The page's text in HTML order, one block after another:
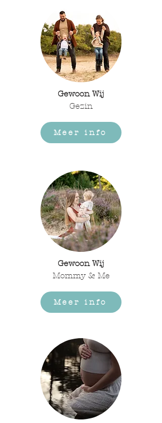
Gewoon Wij
Gezin
Meer info
Gewoon Wij
Mommy & Me
Meer info